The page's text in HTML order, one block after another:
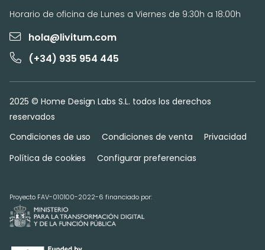
Horario de oficina de Lunes a Viernes de 9:30h a 18:00h
hola@livitum.com
(+34) 935 954 445
2025 © Home Design Labs S.L. todos los derechos
reservados
Condiciones de uso
Condiciones de venta
Privacidad
Política de cookies
Configurar preferencias
Proyecto FAV-010100-2022-6 financiado por: